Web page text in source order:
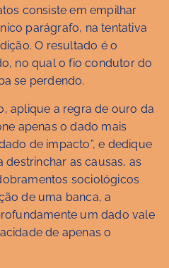
consiste em empilhar
parágrafo, na tentativa
O resultado é o
no qual o fio condutor do
se perdendo.
aplique a regra de ouro da
apenas o dado mais
de impacto”, e dedique
as causas, as
sociológicos
de uma banca, a
um dado vale
de apenas o